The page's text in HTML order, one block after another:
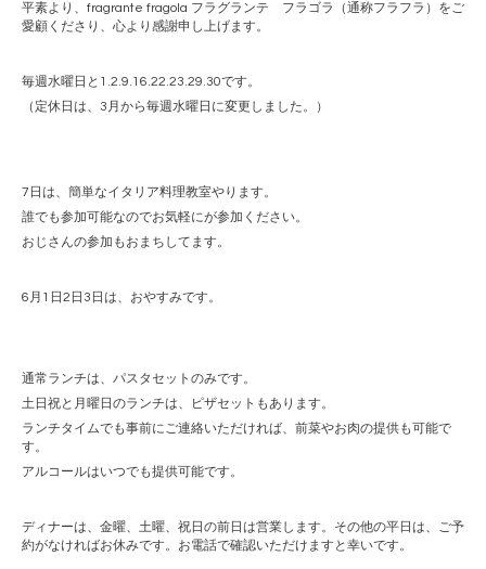
平素より、 fragrante fragola フラグランテ フラゴラ（通称フラフラ）をご
愛顧くださり、心より感謝申し上げます。
毎週水曜日と1.2.9.16.22.23.29.30です。
（定休日は、 3 月から毎週水曜日に変更しました。）
7日は、簡単なイタリア料理教室やります。
誰でも参加可能なのでお気軽にが参加ください。
おじさんの参加もおまちしてます。
6月1日2日3日は、おやすみです。
通常ランチは、パスタセットのみです。
土日祝と月曜日のランチは、ピザセットもあります。
ランチタイムでも事前にご連絡いただければ、前菜やお肉の提供も可能で
す。
アルコールはいつでも提供可能です。
ディナーは、金曜、土曜、祝日の前日は営業します。その他の平日は、ご予
約がなければお休みです。お電話で確認いただけますと幸いです。